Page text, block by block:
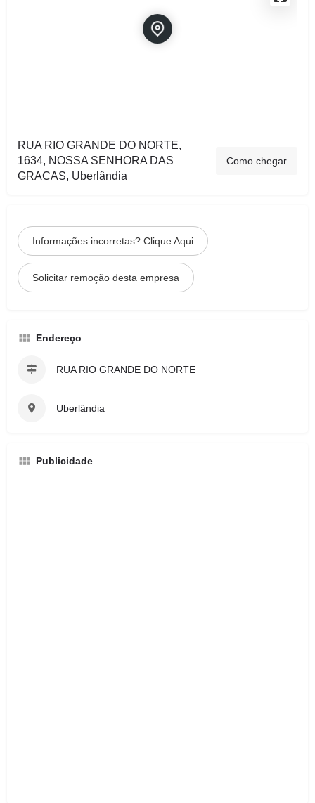
RUA RIO GRANDE DO NORTE,
1634, NOSSA SENHORA DAS
GRACAS, Uberlândia
Como chegar
Informações incorretas? Clique Aqui
Solicitar remoção desta empresa
Endereço
RUA RIO GRANDE DO NORTE
Uberlândia
Publicidade